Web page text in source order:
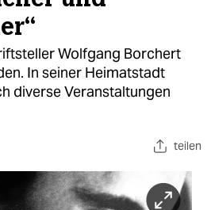
Wolfgang Borchert
In seiner Heimatstadt
diverse Veranstaltungen
teilen